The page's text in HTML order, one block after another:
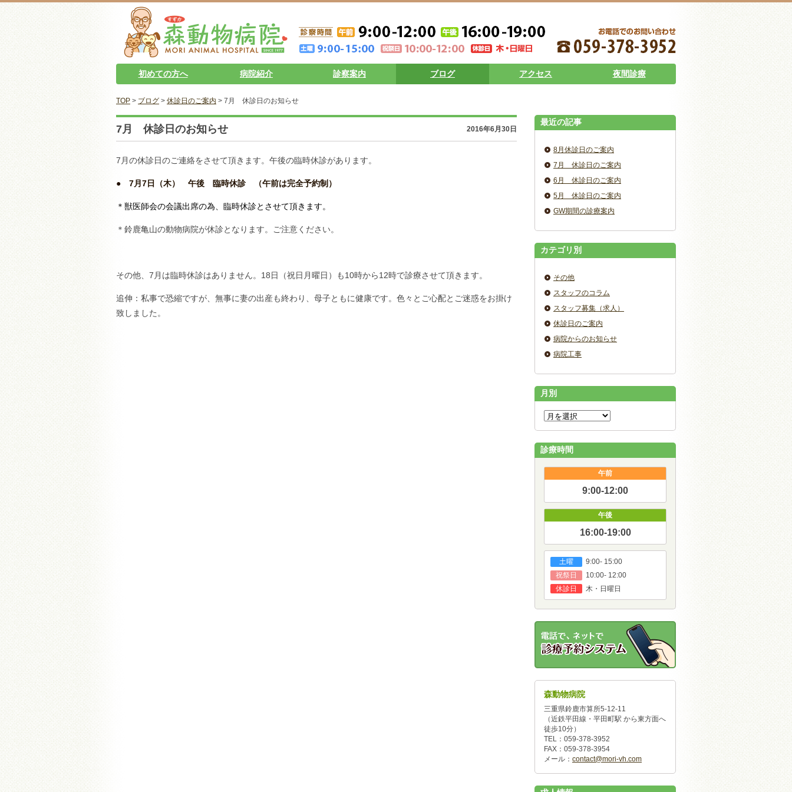
初めての方へ 病院紹介 診察案内 ブログ アクセス 夜間診療
TOP > ブログ > 休診日のご案内 > 7月 休診日のお知らせ
7月 休診日のお知らせ 2016年6月30日
7月の休診日のご連絡をさせて頂きます。午後の臨時休診があります。
● 7月7日（木） 午後 臨時休診 （午前は完全予約制）
＊獣医師会の会議出席の為、臨時休診とさせて頂きます。
＊鈴鹿亀山の動物病院が休診となります。ご注意ください。
その他、7月は臨時休診はありません。18日（祝日月曜日）も10時から12時で診療させて頂きます。
追伸：私事で恐縮ですが、無事に妻の出産も終わり、母子ともに健康です。色々とご心配とご迷惑をお掛け
致しました。
最近の記事
8月休診日のご案内
7月 休診日のご案内
6月 休診日のご案内
5月 休診日のご案内
GW期間の診療案内
カテゴリ別
その他
スタッフのコラム
スタッフ募集（求人）
休診日のご案内
病院からのお知らせ
病院工事
月別
診療時間
午前
9:00-12:00
午後
16:00-19:00
土曜
9:00- 15:00
祝祭日
10:00- 12:00
休診日
木・日曜日
森動物病院
三重県鈴鹿市算所5-12-11
（近鉄平田線・平田町駅 から東方面へ
徒歩10分）
TEL：059-378-3952
FAX：059-378-3954
メール： contact@mori-vh.com